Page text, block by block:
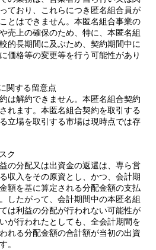
ており、これらにつき匿名組合員が
とはできません。本匿名組合事業の
売上の確保のため、特に、本匿名組
的長期間に及ぶため、契約期間中に
価格等の変更等を行う可能性があり
関する留意点
は解約できません。本匿名組合契約
れます。本匿名組合契約を取引する
立場を取引する市場は現時点では存
ク
の分配又は出資金の返還は、専ら営
収入をその原資とし、かつ、会計期
額を基に算定される分配金額の支払
したがって、会計期間中の本匿名組
は利益の分配が行われない可能性が
が行われたとしても、全会計期間を
れる分配金額の合計額が当初の出資
。